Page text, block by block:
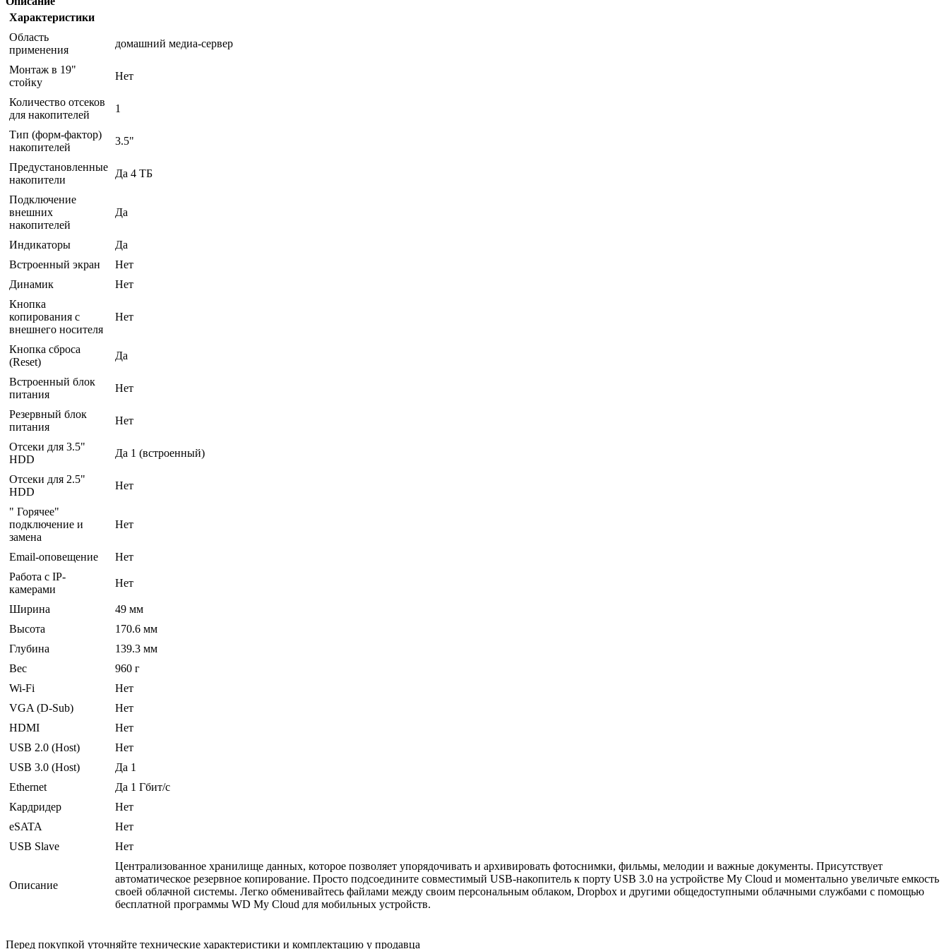
Характеристики
Область
применения
домашний медиа-сервер
Монтаж в 19"
стойку
Нет
Количество отсеков
для накопителей
1
Тип (форм-фактор)
накопителей
3.5"
Предустановленные
накопители
Да 4 ТБ
Подключение
внешних
накопителей
Да
Индикаторы
Да
Встроенный экран
Нет
Динамик
Нет
Кнопка
копирования с
внешнего носителя
Нет
Кнопка сброса
(Reset)
Да
Встроенный блок
питания
Нет
Резервный блок
питания
Нет
Отсеки для 3.5"
HDD
Да 1 (встроенный)
Отсеки для 2.5"
HDD
Нет
" Горячее"
подключение и
замена
Нет
Email-оповещение
Нет
Работа с IP-
камерами
Нет
Ширина
49 мм
Высота
170.6 мм
Глубина
139.3 мм
Вес
960 г
Wi-Fi
Нет
VGA (D-Sub)
Нет
HDMI
Нет
USB 2.0 (Host)
Нет
USB 3.0 (Host)
Да 1
Ethernet
Да 1 Гбит/с
Кардридер
Нет
eSATA
Нет
USB Slave
Нет
Описание
Централизованное хранилище данных, которое позволяет упорядочивать и архивировать фотоснимки, фильмы, мелодии и важные документы. Присутствует
автоматическое резервное копирование. Просто подсоедините совместимый USB-накопитель к порту USB 3.0 на устройстве My Cloud и моментально увеличьте емкость
своей облачной системы. Легко обменивайтесь файлами между своим персональным облаком, Dropbox и другими общедоступными облачными службами с помощью
бесплатной программы WD My Cloud для мобильных устройств.
Перед покупкой уточняйте технические характеристики и комплектацию у продавца